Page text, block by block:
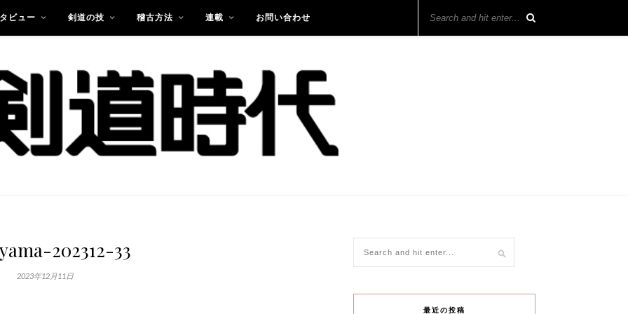
ビュー 剣道の技 稽古方法 連載 お問い合わせ
202312-33
2023年12月11日
最近の投稿